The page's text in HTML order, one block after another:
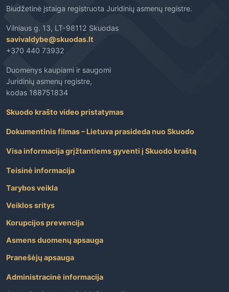
Biudžetinė įstaiga registruota Juridinių asmenų registre.
Vilniaus g. 13, LT-98112 Skuodas
savivaldybe@skuodas.lt
+370 440 73932
Duomenys kaupiami ir saugomi
Juridinių asmenų registre,
kodas 188751834
Skuodo krašto video pristatymas
Dokumentinis filmas – Lietuva prasideda nuo Skuodo
Visa informacija grįžtantiems gyventi į Skuodo kraštą
Teisinė informacija
Tarybos veikla
Veiklos sritys
Korupcijos prevencija
Asmens duomenų apsauga
Pranešėjų apsauga
Administracinė informacija